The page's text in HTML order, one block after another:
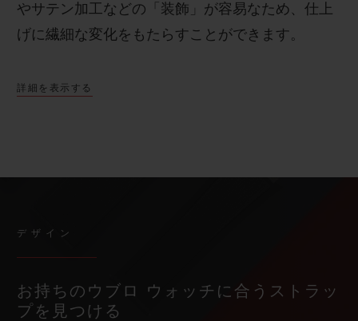
やサテン加工などの「装飾」が容易なため、仕上
げに繊細な変化をもたらすことができます。
詳細を表示する
デザイン
お持ちのウブロ ウォッチに合うストラッ
プを見つける